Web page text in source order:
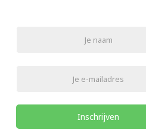
Inschrijven